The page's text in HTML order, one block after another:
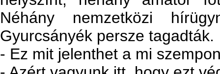
Néhány nemzetközi
Gyurcsányék persze tagadták.
- Ez mit jelenthet a mi